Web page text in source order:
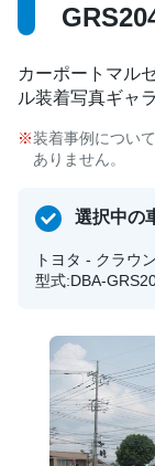
カーポートマル
ル装着写真ギャ
装着事例につい
ありません。
選択中の
トヨタ - クラウ
型式:DBA-